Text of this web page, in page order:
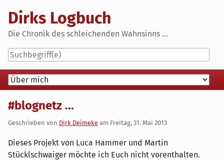
content
Dirks Logbuch
Die Chronik des schleichenden Wahnsinns ...
Navigation
#blognetz ...
Geschrieben von Dirk Deimeke am Freitag, 31. Mai 2013
Dieses Projekt von Luca Hammer und Martin
Stücklschwaiger möchte ich Euch nicht vorenthalten.